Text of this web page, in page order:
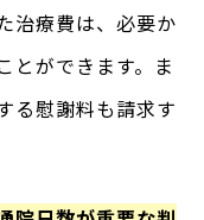
治療費は、必要か
とができます。ま
る慰謝料も請求す